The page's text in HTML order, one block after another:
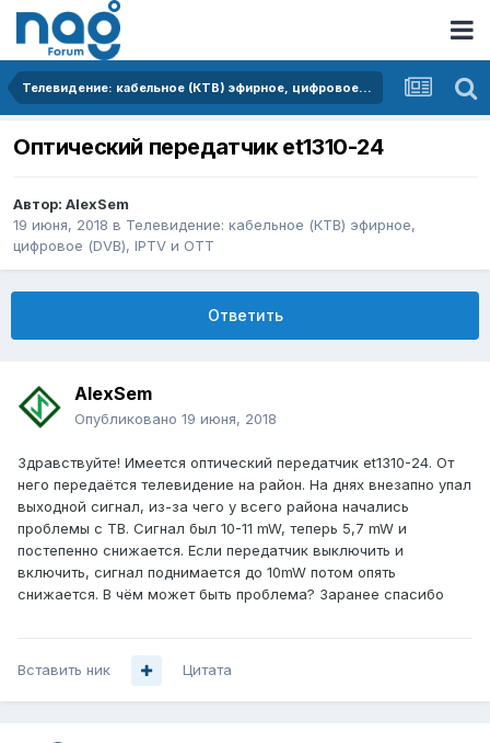
Телевидение: кабельное (КТВ) эфирное, цифровое (DVB), IPTV и OTT
Оптический передатчик et1310-24
Автор: AlexSem
19 июня, 2018 в Телевидение: кабельное (КТВ) эфирное,
цифровое (DVB), IPTV и OTT
Ответить
AlexSem
Опубликовано 19 июня, 2018
Здравствуйте! Имеется оптический передатчик et1310-24. От
него передаётся телевидение на район. На днях внезапно упал
выходной сигнал, из-за чего у всего района начались
проблемы с ТВ. Сигнал был 10-11 mW, теперь 5,7 mW и
постепенно снижается. Если передатчик выключить и
включить, сигнал поднимается до 10mW потом опять
снижается. В чём может быть проблема? Заранее спасибо
Вставить ник Цитата